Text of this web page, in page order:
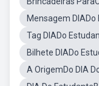
Mensagem DIADo
Tag DIADo
Bilhete DIADo
A OrigemDo DIA